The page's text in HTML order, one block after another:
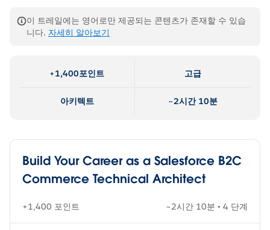
이 트레일에는 영어로만 제공되는 콘텐츠가 존재할 수 있습
니다. 자세히 알아보기
+1,400포인트 고급
아키텍트 ~2시간 10분
Build Your Career as a Salesforce B2C
Commerce Technical Architect
+1,400 포인트 ~2시간 10분 • 4 단계